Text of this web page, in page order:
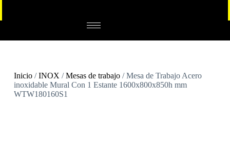
Inicio/INOX /Mesas de trabajo/ Mesa de Trabajo Acero
inoxidable Mural Con 1 Estante 1600x800x850h mm
WTW180160S1